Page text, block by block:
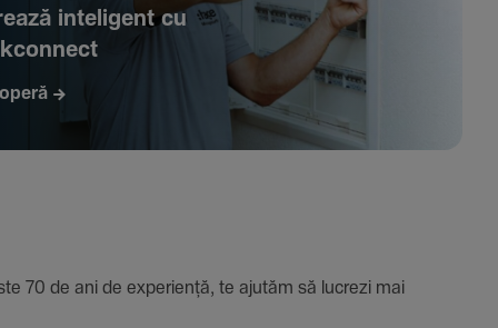
inte­li­gent cu
de ani de expe­riență, te ajutăm să lucrezi mai